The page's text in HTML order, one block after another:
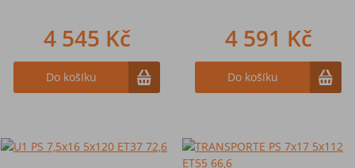
4 545 Kč
Do košíku
4 591 Kč
Do košíku